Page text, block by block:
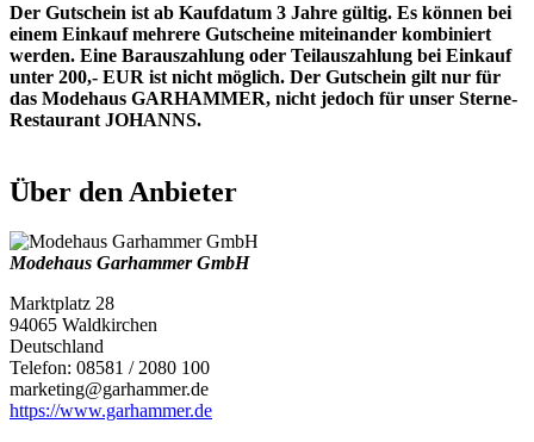
Der Gutschein ist ab Kaufdatum 3 Jahre gültig. Es können bei
einem Einkauf mehrere Gutscheine miteinander kombiniert
werden. Eine Barauszahlung oder Teilauszahlung bei Einkauf
unter 200,- EUR ist nicht möglich. Der Gutschein gilt nur für
das Modehaus GARHAMMER, nicht jedoch für unser Sterne-
Restaurant JOHANNS.
Über den Anbieter
Modehaus Garhammer GmbH
Marktplatz 28
94065 Waldkirchen
Deutschland
Telefon: 08581 / 2080 100
marketing@garhammer.de
https://www.garhammer.de